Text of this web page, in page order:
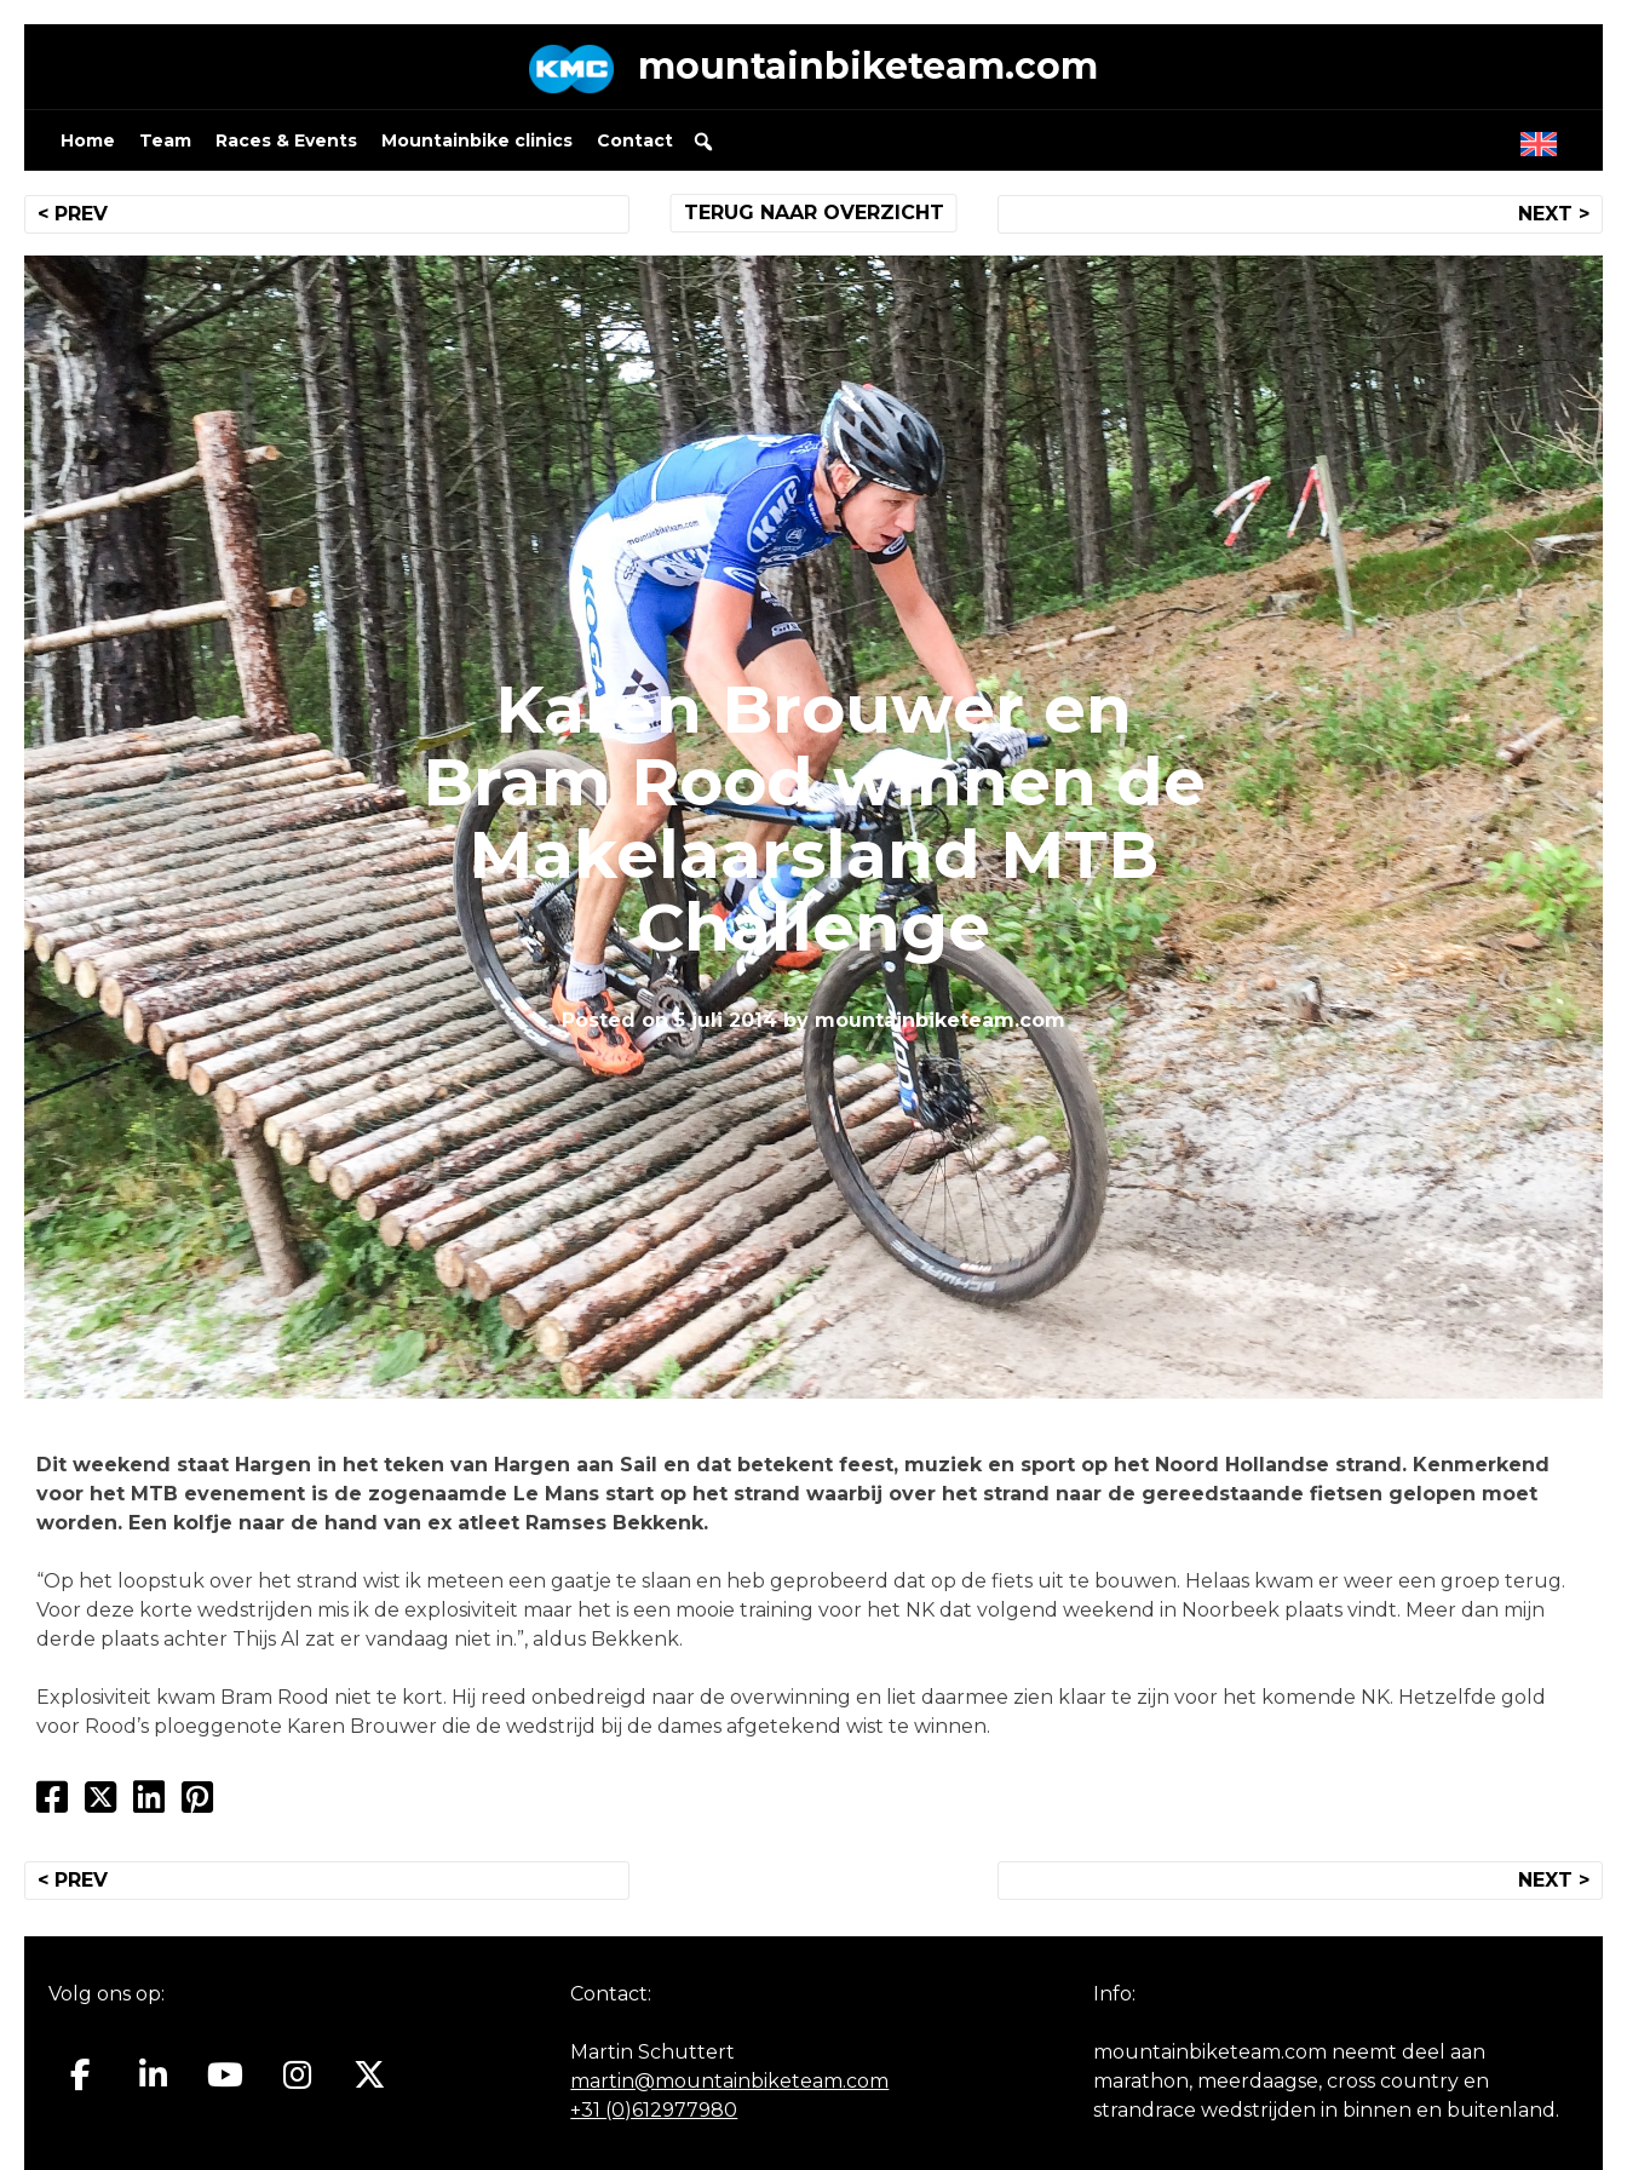
Skip
mountainbiketeam.com
Home Team Races & Events Mountainbike clinics Contact
Bericht
navigatie
< PREV NEXT >
TERUG NAAR OVERZICHT
Karen Brouwer en
Bram Rood winnen de
Makelaarsland MTB
Challenge
Posted on5 juli 2014bymountainbiketeam.com
Dit weekend staat Hargen in het teken van Hargen aan Sail en dat betekent feest, muziek en sport op het Noord Hollandse strand. Kenmerkend
voor het MTB evenement is de zogenaamde Le Mans start op het strand waarbij over het strand naar de gereedstaande fietsen gelopen moet
worden. Een kolfje naar de hand van ex atleet Ramses Bekkenk.
“Op het loopstuk over het strand wist ik meteen een gaatje te slaan en heb geprobeerd dat op de fiets uit te bouwen. Helaas kwam er weer een groep terug.
Voor deze korte wedstrijden mis ik de explosiviteit maar het is een mooie training voor het NK dat volgend weekend in Noorbeek plaats vindt. Meer dan mijn
derde plaats achter Thijs Al zat er vandaag niet in.”, aldus Bekkenk.
Explosiviteit kwam Bram Rood niet te kort. Hij reed onbedreigd naar de overwinning en liet daarmee zien klaar te zijn voor het komende NK. Hetzelfde gold
voor Rood’s ploeggenote Karen Brouwer die de wedstrijd bij de dames afgetekend wist te winnen.
Bericht
< PREV NEXT >
Volg ons op: Contact:
Martin Schuttert
martin@mountainbiketeam.com
+31 (0)612977980
Info:
mountainbiketeam.com neemt deel aan
marathon, meerdaagse, cross country en
strandrace wedstrijden in binnen en buitenland.